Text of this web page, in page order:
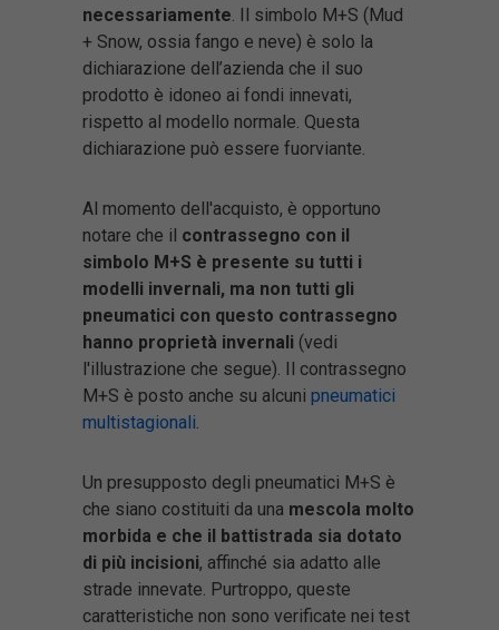
necessariamente. Il simbolo M+S (Mud
+ Snow, ossia fango e neve) è solo la
dichiarazione dell’azienda che il suo
prodotto è idoneo ai fondi innevati,
rispetto al modello normale. Questa
dichiarazione può essere fuorviante.
Al momento dell'acquisto, è opportuno
notare che il contrassegno con il
simbolo M+S è presente su tutti i
modelli invernali, ma non tutti gli
pneumatici con questo contrassegno
hanno proprietà invernali (vedi
l'illustrazione che segue). Il contrassegno
M+S è posto anche su alcuni pneumatici
multistagionali.
Un presupposto degli pneumatici M+S è
che siano costituiti da una mescola molto
morbida e che il battistrada sia dotato
di più incisioni, affinché sia adatto alle
strade innevate. Purtroppo, queste
caratteristiche non sono verificate nei test